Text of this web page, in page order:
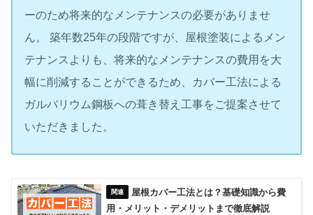
ーのため将来的なメンテナンスの必要がありませ
ん。 築年数25年の段階ですが、屋根塗装によるメン
テナンスよりも、将来的なメンテナンスの費用を大
幅に削減することができるため、カバー工法による
ガルバリウム鋼板への葺き替え工事をご提案させて
いただきました。
屋根カバー工法とは？基礎知識から費
用・メリット・デメリットまで徹底解説